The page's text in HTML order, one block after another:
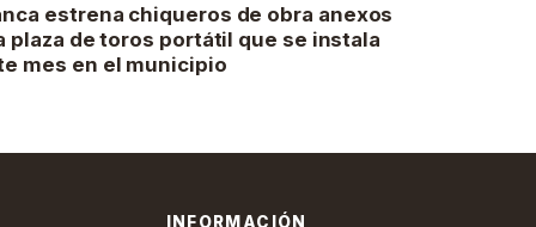
estrena chiqueros de obra anexos
plaza de toros portátil que se instala
mes en el municipio
INFORMACIÓN